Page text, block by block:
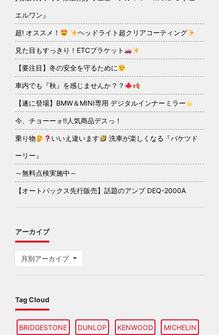
エルワン』
超! オススメ！ ヘッドライト超クリアコーティング
見た目もすっきり！ETCブラケット
【要注目】冬の安全を守るために
車内でも『秋』を感じませんか？？
【遂に登場】BMW＆MINI専用 デジタルインナーミラー
今、チョーーォ!!人気商品デスっ！
乗り物 いいえ違います 洗車が楽しくなる『バケツド
ーリー』
～無料点検実施中～
【オートバックス先行販売】話題のアンプ DEQ-2000A
アーカイブ
月別アーカイブ
Tag Cloud
BRIDGESTONE DUNLOP KENWOOD MICHELIN